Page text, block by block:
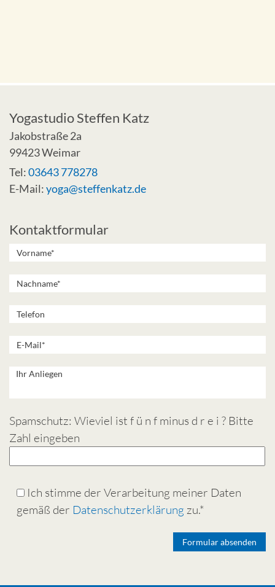
Yogastudio Steffen Katz
Jakobstraße 2a
99423 Weimar
Tel:03643 778278
E-Mail:yoga@steffenkatz.de
Kontaktformular
Spamschutz: Wieviel ist f ü n f minus d r e i ? Bitte
Zahl eingeben
Ich stimme der Verarbeitung meiner Daten
gemäß der Datenschutzerklärung zu.*